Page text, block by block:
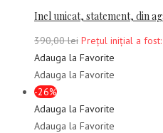
Inel unicat, statement, din
390,00lei Prețul inițial a
Adauga la Favorite
Adauga la Favorite
-26%
Adauga la Favorite
Adauga la Favorite